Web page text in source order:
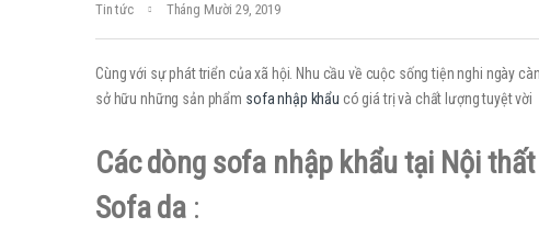
Tin tức Tháng Mười 29, 2019
Cùng với sự phát triển của xã hội. Nhu cầu về cuộc sống tiện nghi ngày
sở hữu những sản phẩm sofa nhập khẩu có giá trị và chất lượng tuyệt vời
Các dòng sofa nhập khẩu tại Nội
Sofa da :